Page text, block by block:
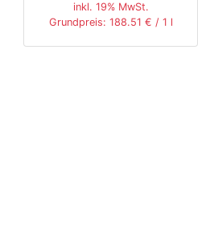
inkl. 19% MwSt.
Grundpreis: 188.51 € / 1 l